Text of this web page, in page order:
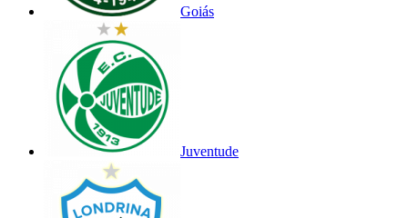
Goiás
Juventude